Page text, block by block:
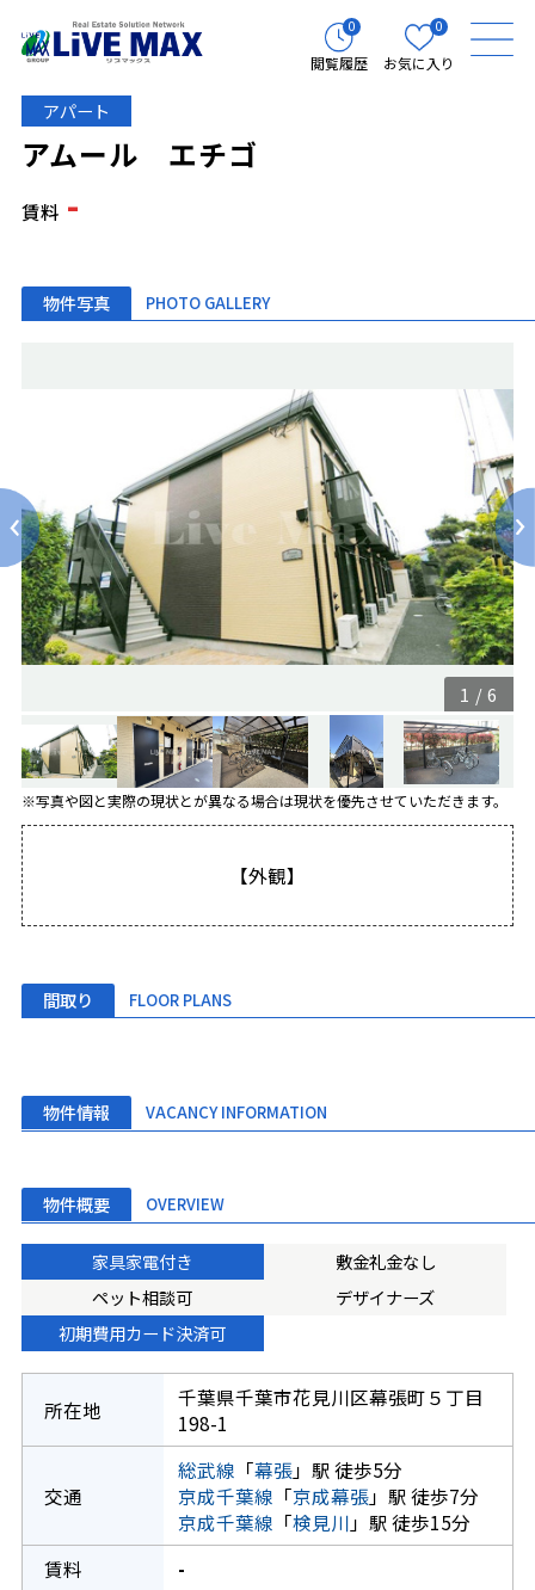
0
閲覧履歴
0
お気に入り
アパート
アムール エチゴ
賃料 -
物件写真 PHOTO GALLERY
1 /6
※写真や図と実際の現状とが異なる場合は現状を優先させていただきます。
【外観】
間取り FLOOR PLANS
物件情報 VACANCY INFORMATION
物件概要 OVERVIEW
家具家電付き
敷金礼金なし
ペット相談可
デザイナーズ
初期費用カード決済可
所在地
千葉県千葉市花見川区幕張町５丁目
198-1
交通
総武線 「幕張」駅 徒歩5分
京成千葉線 「京成幕張」駅 徒歩7分
京成千葉線 「検見川 」駅 徒歩15分
賃料
-